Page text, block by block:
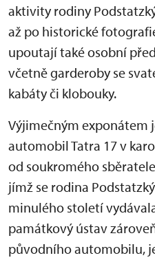
aktivity rodiny
až po historické
upoutají také osobní
včetně garderoby se
kabáty či klobouky.
Výjimečným exponátem
automobil Tatra 17 v
od soukromého
jímž se rodina
minulého století
památkový ústav
původního automobilu,